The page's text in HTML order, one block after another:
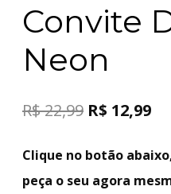
Convite
Neon
R$22,99 R$ 12,99
Clique no botão
peça o seu agora